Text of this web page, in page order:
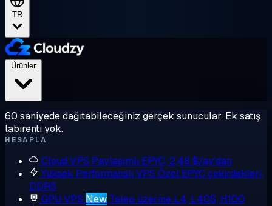
TR
Ürünler
60 saniyede dağıtabileceğiniz gerçek sunucular. Ek satış
labirenti yok.
HESAPLA
Cloud VPS Paylaşımlı EPYC, 2,48 $/ay'dan
Yüksek Performanslı VPS Özel EPYC çekirdekleri,
DDR5
GPU VPS New Talep üzerine L4, L40S, H100